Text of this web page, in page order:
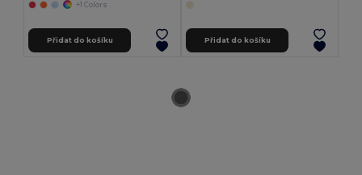
+1 Colors
Přidat do košíku Přidat do košíku